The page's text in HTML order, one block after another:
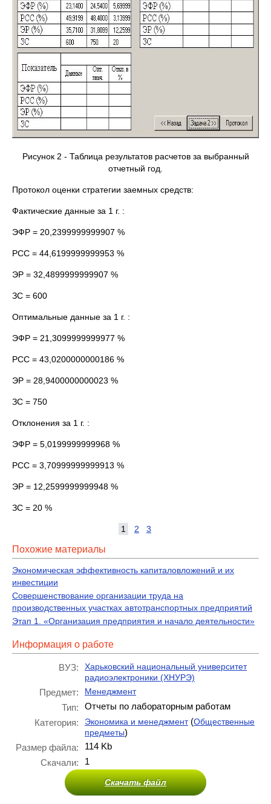
Рисунок 2 - Таблица результатов расчетов за выбранный
отчетный год.
Протокол оценки стратегии заемных средств:
Фактические данные за 1 г. :
ЭФР = 20,2399999999907 %
РСС = 44,6199999999953 %
ЭР = 32,4899999999907 %
ЗС = 600
Оптимальные данные за 1 г. :
ЭФР = 21,3099999999977 %
РСС = 43,0200000000186 %
ЭР = 28,9400000000023 %
ЗС = 750
Отклонения за 1 г. :
ЭФР = 5,0199999999968 %
РСС = 3,70999999999913 %
ЭР = 12,2599999999948 %
ЗС = 20 %
1 2 3
Похожие материалы
Экономическая эффективность капиталовложений и их
инвестиции
Совершенствование организации труда на
производственных участках автотранспортных предприятий
Этап 1. «Организация предприятия и начало деятельности»
Информация о работе
ВУЗ:
Харьковский национальный университет
радиоэлектроники (ХНУРЭ)
Предмет: Менеджмент
Тип:
Отчеты по лабораторным работам
Категория:
Экономика и менеджмент(Общественные
предметы)
Размер файла:
114 Kb
Скачали:
1
Скачать файл